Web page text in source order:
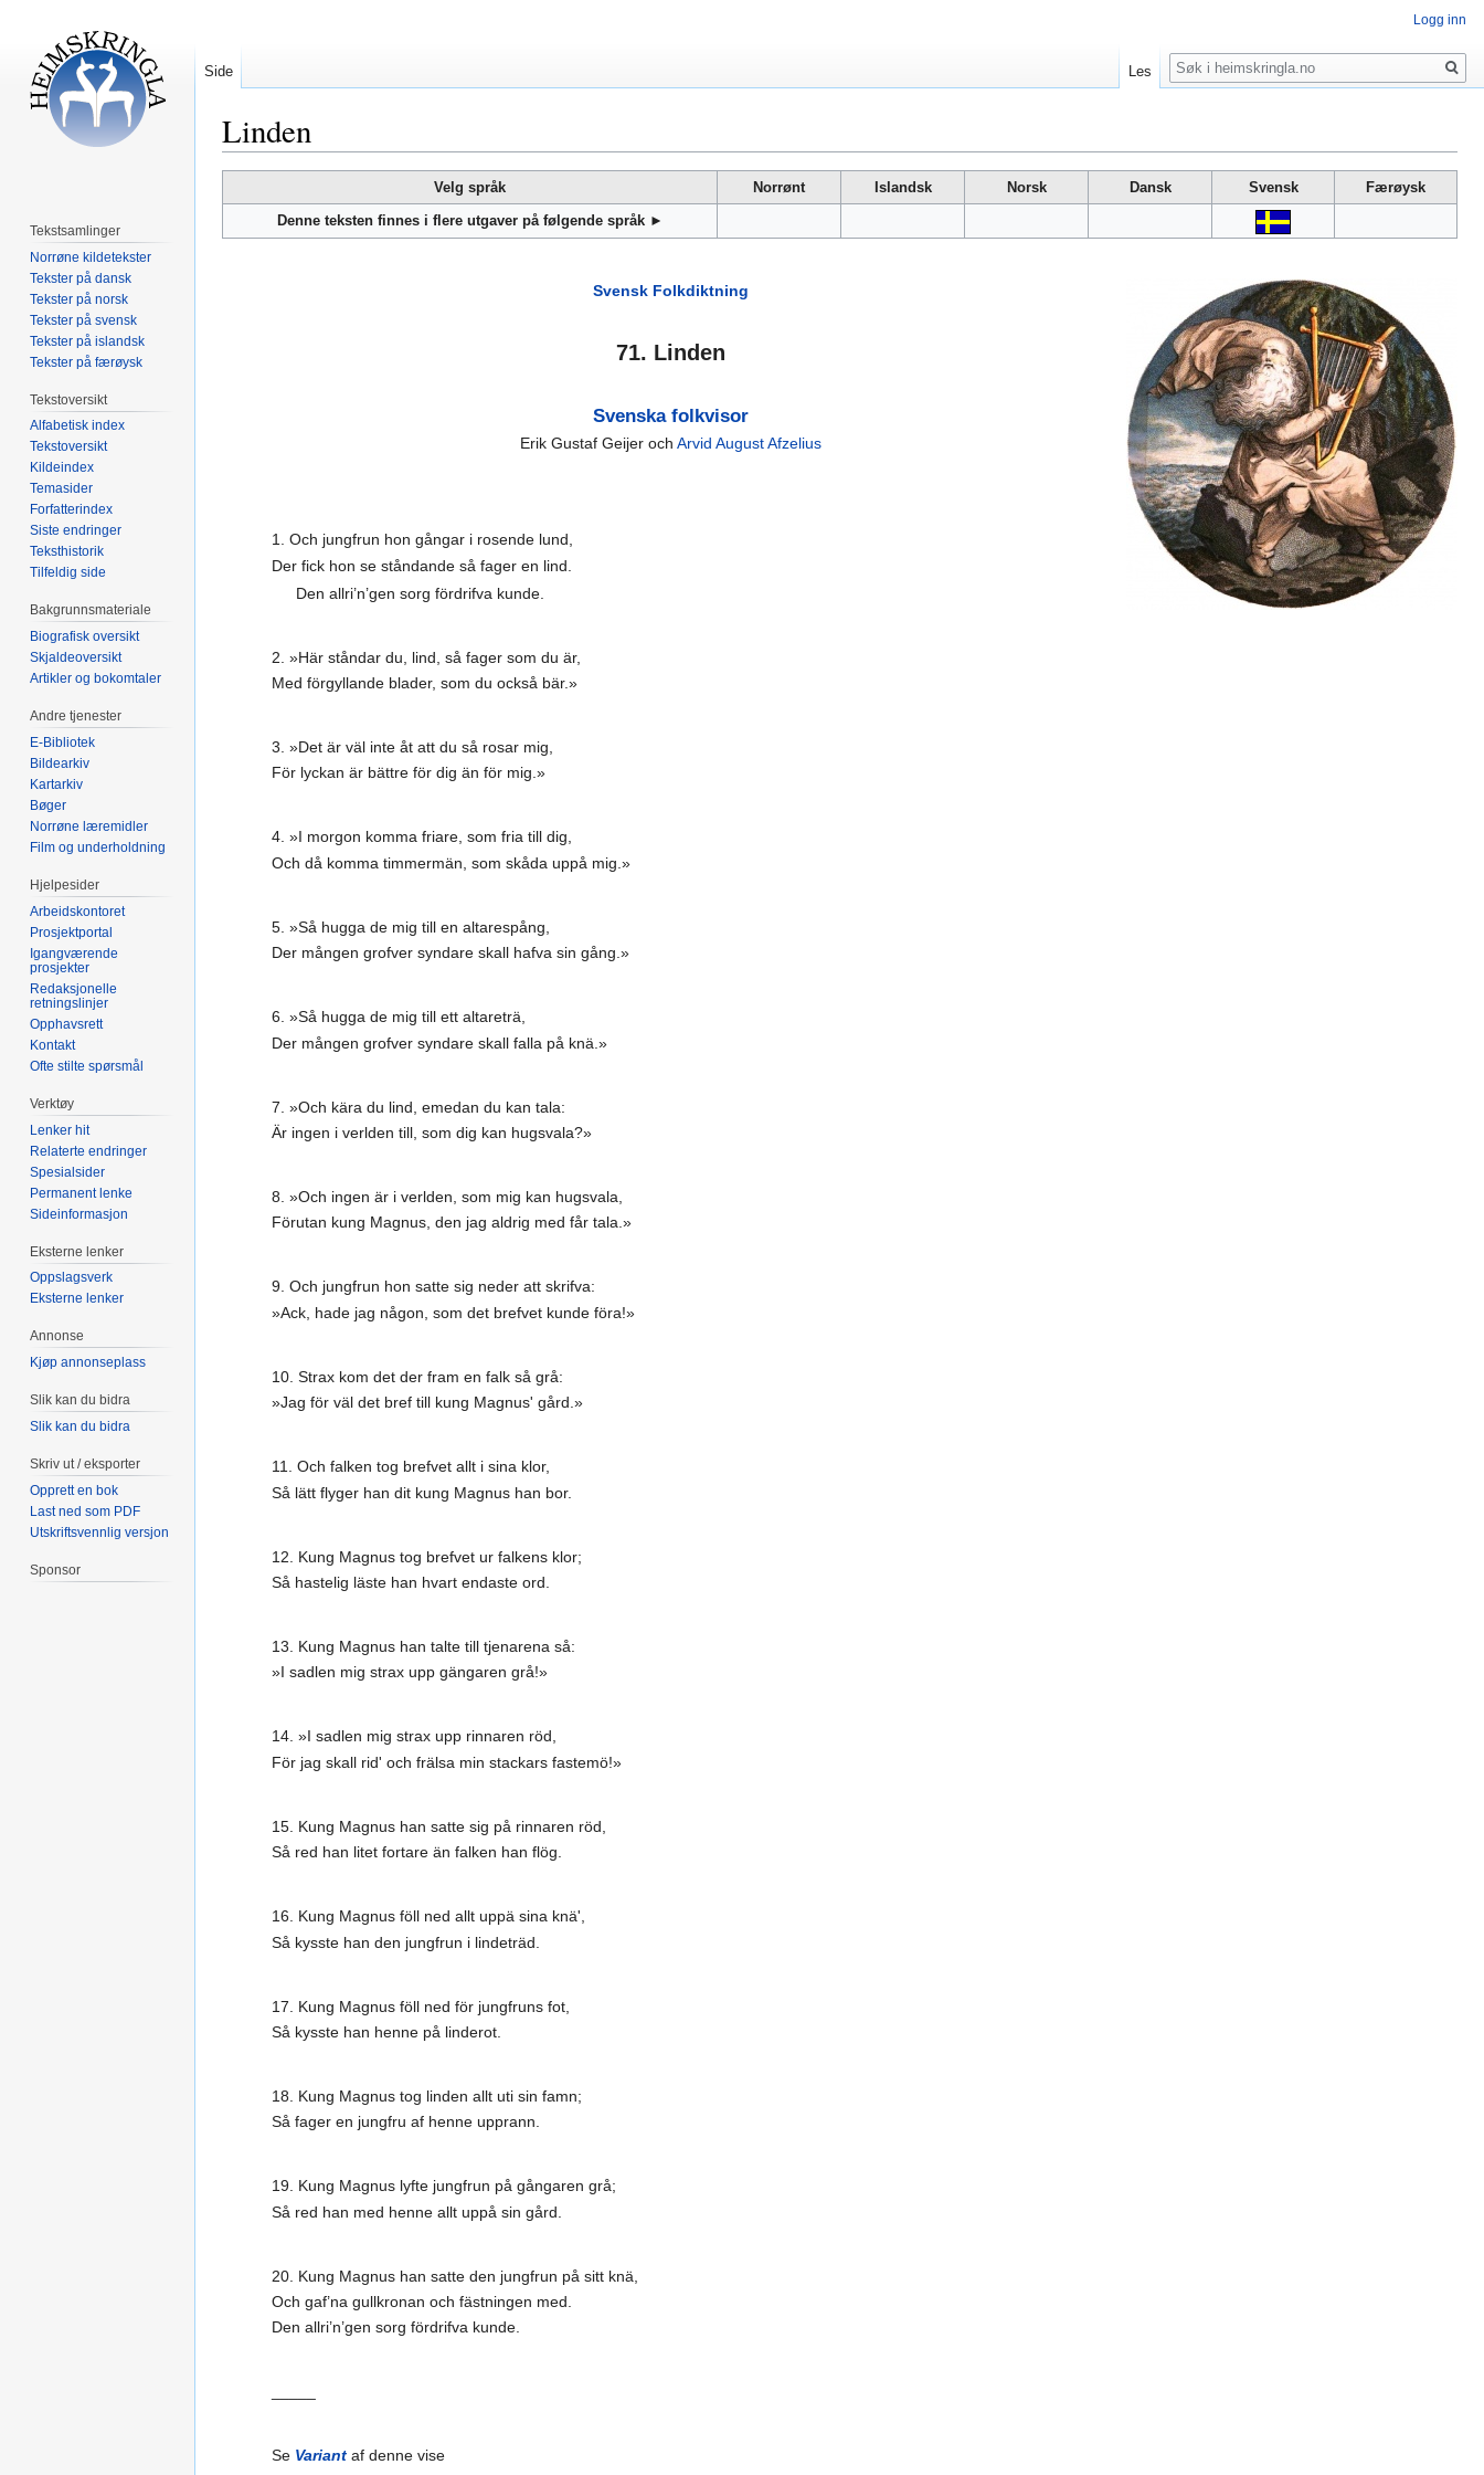
Linden
til
navigering
til
Velg språk Norrønt Islandsk Norsk Dansk Svensk
Færøysk
Denne teksten finnes i flere utgaver på følgende språk ►
Svensk Folkdiktning
71. Linden
Svenska folkvisor
Erik Gustaf Geijer och Arvid August Afzelius
1. Och jungfrun hon gångar i rosende lund,
Der fick hon se ståndande så fager en lind.
Den allri’n’gen sorg fördrifva kunde.
2. »Här ståndar du, lind, så fager som du är,
Med förgyllande blader, som du också bär.»
3. »Det är väl inte åt att du så rosar mig,
För lyckan är bättre för dig än för mig.»
4. »I morgon komma friare, som fria till dig,
Och då komma timmermän, som skåda uppå mig.»
5. »Så hugga de mig till en altarespång,
Der mången grofver syndare skall hafva sin gång.»
6. »Så hugga de mig till ett altareträ,
Der mången grofver syndare skall falla på knä.»
7. »Och kära du lind, emedan du kan tala:
Är ingen i verlden till, som dig kan hugsvala?»
8. »Och ingen är i verlden, som mig kan hugsvala,
Förutan kung Magnus, den jag aldrig med får tala.»
9. Och jungfrun hon satte sig neder att skrifva:
»Ack, hade jag någon, som det brefvet kunde föra!»
10. Strax kom det der fram en falk så grå:
»Jag för väl det bref till kung Magnus' gård.»
11. Och falken tog brefvet allt i sina klor,
Så lätt flyger han dit kung Magnus han bor.
12. Kung Magnus tog brefvet ur falkens klor;
Så hastelig läste han hvart endaste ord.
13. Kung Magnus han talte till tjenarena så:
»I sadlen mig strax upp gängaren grå!»
14. »I sadlen mig strax upp rinnaren röd,
För jag skall rid' och frälsa min stackars fastemö!»
15. Kung Magnus han satte sig på rinnaren röd,
Så red han litet fortare än falken han flög.
16. Kung Magnus föll ned allt uppä sina knä',
Så kysste han den jungfrun i lindeträd.
17. Kung Magnus föll ned för jungfruns fot,
Så kysste han henne på linderot.
18. Kung Magnus tog linden allt uti sin famn;
Så fager en jungfru af henne upprann.
19. Kung Magnus lyfte jungfrun på gångaren grå;
Så red han med henne allt uppå sin gård.
20. Kung Magnus han satte den jungfrun på sitt knä,
Och gaf’na gullkronan och fästningen med.
Den allri’n’gen sorg fördrifva kunde.
Se Variantaf denne vise
Logg inn
Side Les
Søk
Tekstsamlinger
Norrøne kildetekster
Tekster på dansk
Tekster på norsk
Tekster på svensk
Tekster på islandsk
Tekster på færøysk
Tekstoversikt
Alfabetisk index
Tekstoversikt
Kildeindex
Temasider
Forfatterindex
Siste endringer
Teksthistorik
Tilfeldig side
Bakgrunnsmateriale
Biografisk oversikt
Skjaldeoversikt
Artikler og bokomtaler
Andre tjenester
E-Bibliotek
Bildearkiv
Kartarkiv
Bøger
Norrøne læremidler
Film og underholdning
Hjelpesider
Arbeidskontoret
Prosjektportal
Igangværende
prosjekter
Redaksjonelle
retningslinjer
Opphavsrett
Kontakt
Ofte stilte spørsmål
Verktøy
Lenker hit
Relaterte endringer
Spesialsider
Permanent lenke
Sideinformasjon
Eksterne lenker
Oppslagsverk
Eksterne lenker
Annonse
Kjøp annonseplass
Slik kan du bidra
Slik kan du bidra
Skriv ut / eksporter
Opprett en bok
Last ned som PDF
Utskriftsvennlig versjon
Sponsor